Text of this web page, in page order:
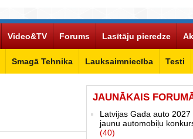
Smagā Tehnika Lauksaimniecība Testi
Video&TV Forums Lasītāju pieredze
JAUNĀKAIS
Latvijas Gada auto 2027
jaunu automobiļu
(40)